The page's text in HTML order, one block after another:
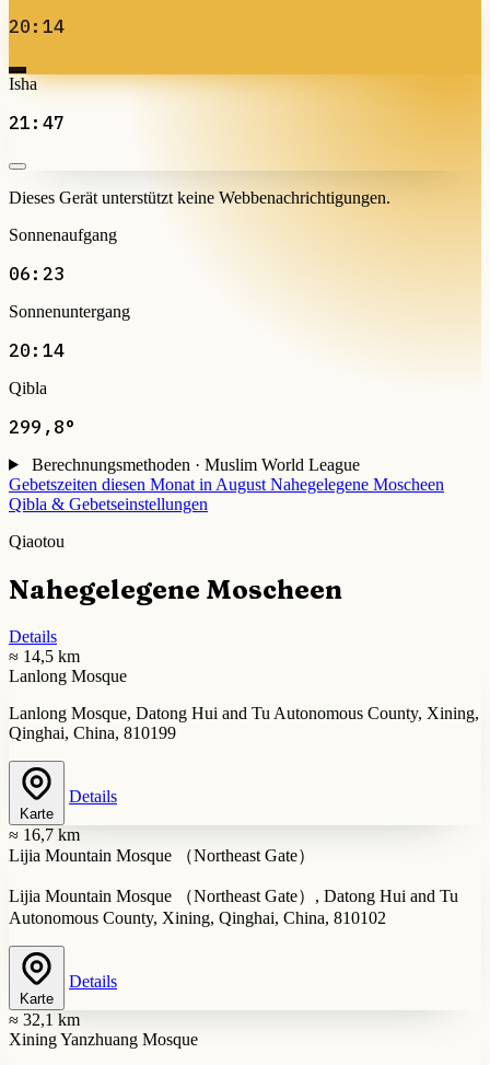
20:14
Isha
21:47
Dieses Gerät unterstützt keine Webbenachrichtigungen.
Sonnenaufgang
06:23
Sonnenuntergang
20:14
Qibla
299,8°
Berechnungsmethoden · Muslim World League
Gebetszeiten diesen Monat in August Nahegelegene Moscheen
Qibla & Gebetseinstellungen
Qiaotou
Nahegelegene Moscheen
Details
≈ 14,5 km
Lanlong Mosque
Lanlong Mosque, Datong Hui and Tu Autonomous County, Xining,
Qinghai, China, 810199
Karte
Details
≈ 16,7 km
Lijia Mountain Mosque （Northeast Gate）
Lijia Mountain Mosque （Northeast Gate）, Datong Hui and Tu
Autonomous County, Xining, Qinghai, China, 810102
Karte
Details
≈ 32,1 km
Xining Yanzhuang Mosque